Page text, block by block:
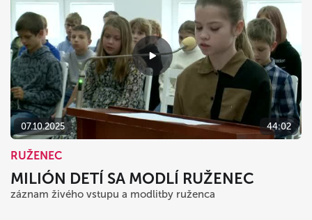
07.10.2025 44:02
RUŽENEC
MILIÓN DETÍ SA MODLÍ RUŽENEC
záznam živého vstupu a modlitby ruženca